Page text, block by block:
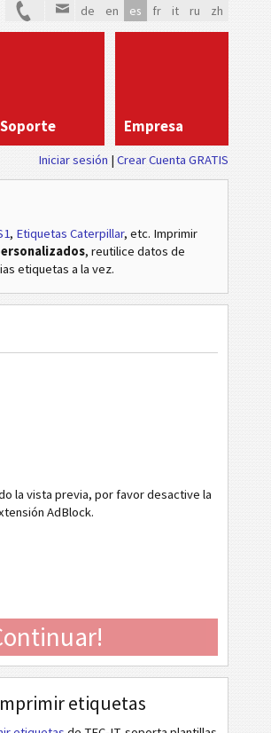
de en es fr it ru zh
Soporte Empresa
Iniciar sesión Crear Cuenta GRATIS
, Etiquetas Caterpillar, etc. Imprimir
, reutilice datos de
etiquetas a la vez.
la vista previa, por favor desactive la
AdBlock.
etiquetas